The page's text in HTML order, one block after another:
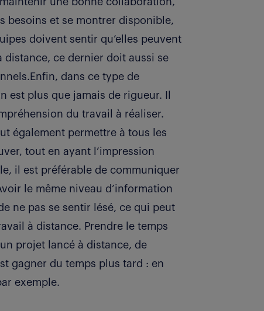
besoins et se montrer disponible,
doivent sentir qu’elles peuvent
ce dernier doit aussi se
dans ce type de
est plus que jamais de rigueur. Il
du travail à réaliser.
également permettre à tous les
tout en ayant l’impression
il est préférable de communiquer
le même niveau d’information
ne pas se sentir lésé, ce qui peut
à distance. Prendre le temps
projet lancé à distance, de
gagner du temps plus tard : en
exemple.